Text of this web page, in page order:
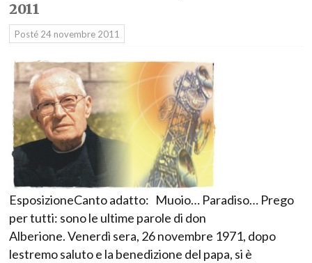
2011
Posté 24 novembre 2011
EsposizioneCanto adatto: Muoio… Paradiso… Prego
per tutti: sono le ultime parole di don
Alberione. Venerdì sera, 26 novembre 1971, dopo
lestremo saluto e la benedizione del papa, si è